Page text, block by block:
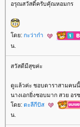
อรุณสวัสดิ์ครับคัุณหอมกร
ดย: กะว่าก๋า
น.
สวัสดีมีสุขค่ะ
ดูแล้วค่ะ ชอบดาราสามคน
นางเอกยิ่งชอบมาก สวย อร
ดย: ตะลีกีปัส
น.